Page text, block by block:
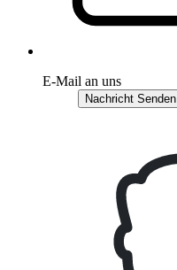
E-Mail an uns
Nachricht Senden